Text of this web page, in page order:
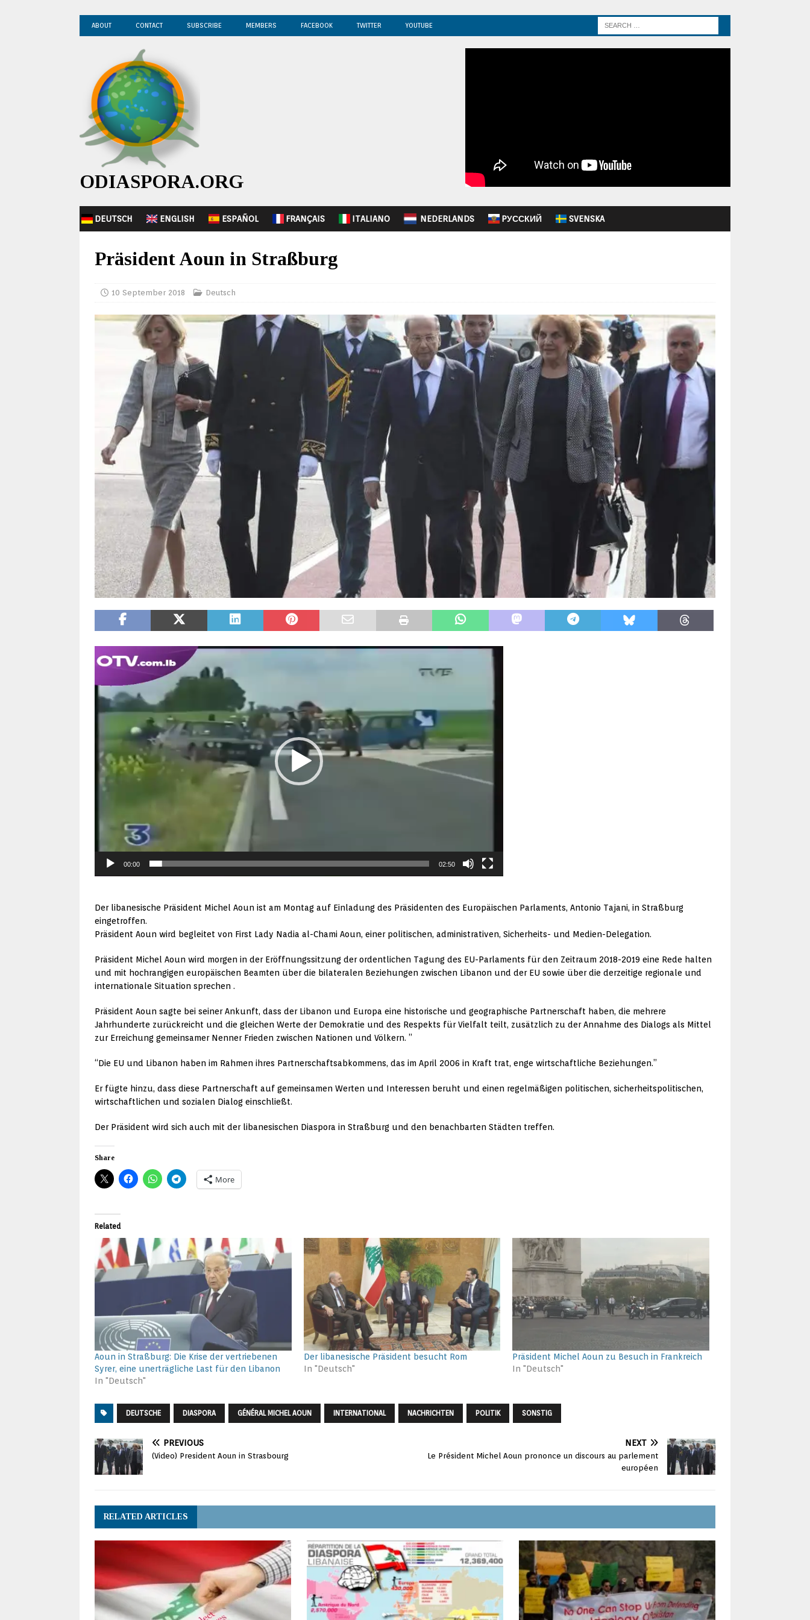
ABOUT CONTACT SUBSCRIBE MEMBERS FACEBOOK TWITTER YOUTUBE
ODIASPORA.ORG
DEUTSCH ENGLISH ESPAÑOL FRANÇAIS ITALIANO NEDERLANDS PУССКИЙ SVENSKA
Präsident Aoun in Straßburg
10 September 2018 Deutsch
Player
00:00 02:50
Der libanesische Präsident Michel Aoun ist am Montag auf Einladung des Präsidenten des Europäischen Parlaments, Antonio Tajani, in Straßburg
eingetroffen.
Präsident Aoun wird begleitet von First Lady Nadia al-Chami Aoun, einer politischen, administrativen, Sicherheits- und Medien-Delegation.
Präsident Michel Aoun wird morgen in der Eröffnungssitzung der ordentlichen Tagung des EU-Parlaments für den Zeitraum 2018-2019 eine Rede halten
und mit hochrangigen europäischen Beamten über die bilateralen Beziehungen zwischen Libanon und der EU sowie über die derzeitige regionale und
internationale Situation sprechen .
Präsident Aoun sagte bei seiner Ankunft, dass der Libanon und Europa eine historische und geographische Partnerschaft haben, die mehrere
Jahrhunderte zurückreicht und die gleichen Werte der Demokratie und des Respekts für Vielfalt teilt, zusätzlich zu der Annahme des Dialogs als Mittel
zur Erreichung gemeinsamer Nenner Frieden zwischen Nationen und Völkern. ”
“Die EU und Libanon haben im Rahmen ihres Partnerschaftsabkommens, das im April 2006 in Kraft trat, enge wirtschaftliche Beziehungen.”
Er fügte hinzu, dass diese Partnerschaft auf gemeinsamen Werten und Interessen beruht und einen regelmäßigen politischen, sicherheitspolitischen,
wirtschaftlichen und sozialen Dialog einschließt.
Der Präsident wird sich auch mit der libanesischen Diaspora in Straßburg und den benachbarten Städten treffen.
Share
More
Related
Aoun in Straßburg: Die Krise der vertriebenen
Syrer, eine unerträgliche Last für den Libanon
In "Deutsch"
Der libanesische Präsident besucht Rom
In "Deutsch"
Präsident Michel Aoun zu Besuch in Frankreich
In "Deutsch"
DEUTSCHE DIASPORA GÉNÉRAL MICHEL AOUN INTERNATIONAL NACHRICHTEN POLITIK SONSTIG
PREVIOUS
(Video) President Aoun in Strasbourg
NEXT
Le Président Michel Aoun prononce un discours au parlement
européen
RELATED ARTICLES